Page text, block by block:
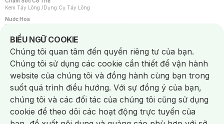
Kem Tẩy Lông /Dụng Cụ Tẩy Lông
Nước Hoa
Nước Hoa Nữ
Chăm Sóc Cá Nhân
Chống Muỗi /Khẩu Trang /Máy Massage/Mặt Nạ Xông Hơi /Nước Rửa Tay/
Sản Phẩm Chăm Sóc Khác /Bàn Chải Đánh Răng /Bàn Chải Điện/
Hỗ Trợ Trắng Răng/Kem Đánh Răng /Máy Tăm Nước/ Nước Súc Miệng/
Tăm / Chỉ Nha Khoa/ Xịt Thơm Miệng / Dung Dịch Vệ Sinh/Dưỡng Vùng Kín/
Khăn Ướt Vệ Sinh Vùng Kín/Băng Vệ Sinh/Tampon/Bọt Cạo Râu /Dao Cạo Râu/
Máy Cạo Râu
Vấn Đề Về Da
Da Dầu / Lỗ Chân Lông To/ Da Khô / Mất Nước/ Da Lão Hóa/ Da Mụn/
Da Nhạy Cảm / Kích Ứng
Da Xỉn Màu Thâm / Nám / Tàn Nhang
Quầng Thâm & Bọng Mắt /Sẹo /Viêm Da Cơ Địa
Dụng Cụ / Phụ Kiện Chăm Sóc Da
BIỂU NGỮ COOKIE
Notice about cookies usage
Chúng tôi quan tâm đến quyền riêng tư của bạn.
Chúng tôi sử dụng các cookie cần thiết để vận hành
website của chúng tôi và đồng hành cùng bạn trong
suốt quá trình điều hướng. Với sự đồng ý của bạn,
chúng tôi và các đối tác của chúng tôi cũng sử dụng
cookie để theo dõi các hoạt động trực tuyến của